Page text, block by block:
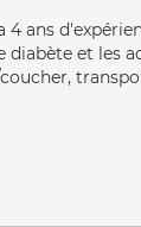
4 ans
et les